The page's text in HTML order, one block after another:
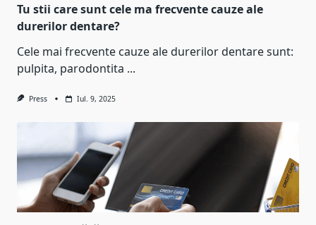
Tu stii care sunt cele ma frecvente cauze ale
durerilor dentare?
Cele mai frecvente cauze ale durerilor dentare sunt:
pulpita, parodontita ...
Press Iul. 9, 2025